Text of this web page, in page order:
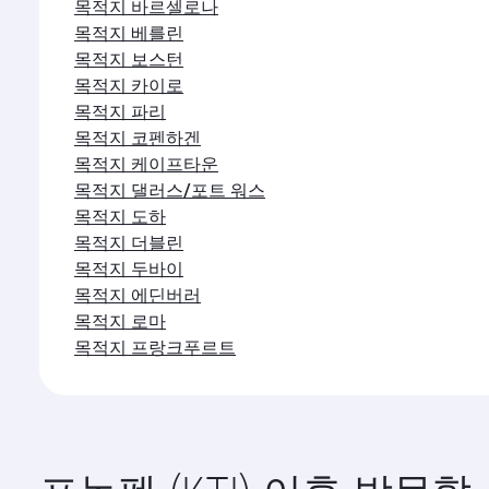
목적지 베를린
목적지 보스턴
목적지 카이로
목적지 파리
목적지 코펜하겐
목적지 케이프타운
목적지 댈러스/포트 워스
목적지 도하
목적지 더블린
목적지 두바이
목적지 에딘버러
목적지 로마
목적지 프랑크푸르트
프놈펜 (KTI) 이후 방문